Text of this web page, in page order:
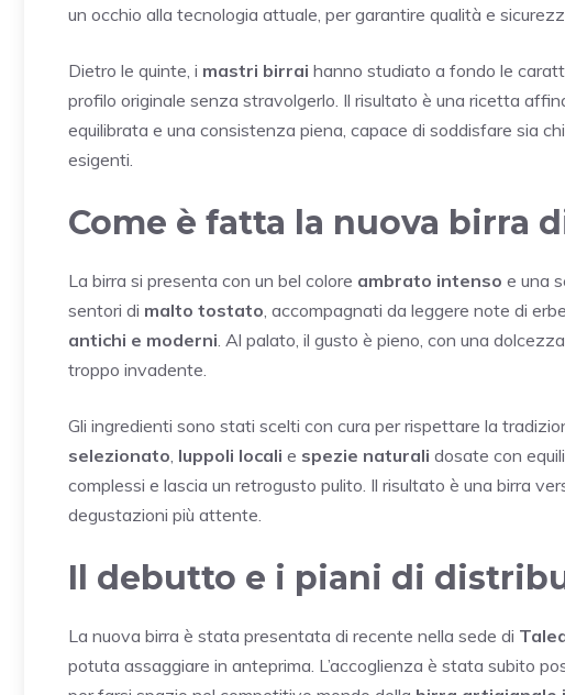
un occhio alla tecnologia attuale, per garantire qualità e
Dietro le quinte, i mastri birrai hanno studiato a fondo le
profilo originale senza stravolgerlo. Il risultato è una ricetta
equilibrata e una consistenza piena, capace di soddisfare sia
esigenti.
Come è fatta la nuova birra
La birra si presenta con un bel colore ambrato intenso e una
sentori di malto tostato , accompagnati da leggere note di
antichi e moderni . Al palato, il gusto è pieno, con una
troppo invadente.
Gli ingredienti sono stati scelti con cura per rispettare la
selezionato luppoli locali e spezie naturali dosate con
complessi e lascia un retrogusto pulito. Il risultato è una birra
degustazioni più attente.
Il debutto e i piani di
La nuova birra è stata presentata di recente nella sede di
potuta assaggiare in anteprima. L’accoglienza è stata subito